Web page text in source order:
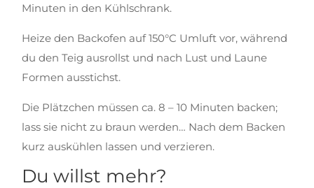
Minuten in den Kühlschrank.
Heize den Backofen auf 150°C Umluft vor, während
du den Teig ausrollst und nach Lust und Laune
Formen ausstichst.
Die Plätzchen müssen ca. 8 – 10 Minuten backen;
lass sie nicht zu braun werden… Nach dem Backen
kurz auskühlen lassen und verzieren.
Du willst mehr?